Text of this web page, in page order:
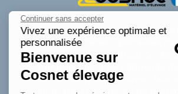
Continuer sans accepter
Vivez une expérience optimale et
personnalisée
Bienvenue sur
Cosnet élevage
Cosnet matériel d’élevage est
de la SAS Cosnet. Spécialisée
conception et la fabrication
tubulaires pour les bâtiments
Reconnue pour son savoir-faire
fabrication de râteliers de prairie